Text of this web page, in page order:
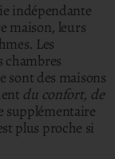
indépendante
maison, leurs
Les
chambres
sont des maisons
du confort, de
supplémentaire
plus proche si